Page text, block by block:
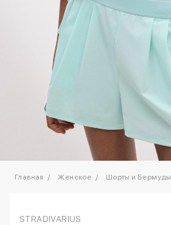
Главная Женское Шорты и Бермуды
STRADIVARIUS